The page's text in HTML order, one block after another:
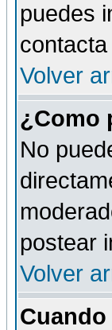
puedes
Volver
¿Como
No
postear
Volver